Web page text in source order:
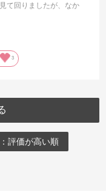
て回りましたが、なか
間、胸が高鳴り、言葉
をし、夕星を取り扱っ
だきましたが、不思議
られたかのように自然
思えたのです。一目惚
3
評価が高い順